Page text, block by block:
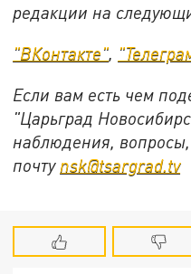
редакции на
"ВКонтакте",
Если вам есть чем
"Царьград
наблюдения,
почту nsk@tsargrad.tv